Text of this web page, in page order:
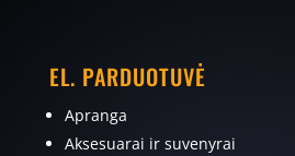
EL. PARDUOTUVĖ
Apranga
Aksesuarai ir suvenyrai